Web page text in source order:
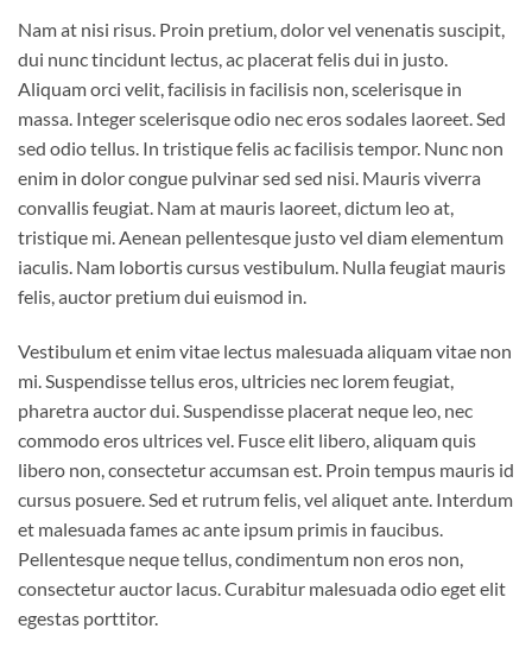
Nam at nisi risus. Proin pretium, dolor vel venenatis suscipit,
dui nunc tincidunt lectus, ac placerat felis dui in justo.
Aliquam orci velit, facilisis in facilisis non, scelerisque in
massa. Integer scelerisque odio nec eros sodales laoreet. Sed
sed odio tellus. In tristique felis ac facilisis tempor. Nunc non
enim in dolor congue pulvinar sed sed nisi. Mauris viverra
convallis feugiat. Nam at mauris laoreet, dictum leo at,
tristique mi. Aenean pellentesque justo vel diam elementum
iaculis. Nam lobortis cursus vestibulum. Nulla feugiat mauris
felis, auctor pretium dui euismod in.
Vestibulum et enim vitae lectus malesuada aliquam vitae non
mi. Suspendisse tellus eros, ultricies nec lorem feugiat,
pharetra auctor dui. Suspendisse placerat neque leo, nec
commodo eros ultrices vel. Fusce elit libero, aliquam quis
libero non, consectetur accumsan est. Proin tempus mauris id
cursus posuere. Sed et rutrum felis, vel aliquet ante. Interdum
et malesuada fames ac ante ipsum primis in faucibus.
Pellentesque neque tellus, condimentum non eros non,
consectetur auctor lacus. Curabitur malesuada odio eget elit
egestas porttitor.